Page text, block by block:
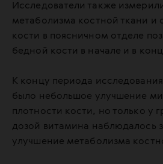
Исследователи также
метаболизма костной ткани и
кости в поясничном отделе
бедной кости в начале и в
К концу периода исследования
было небольшое улучшение
плотности кости, но только у
дозой витамина наблюдалось
улучшение метаболизма